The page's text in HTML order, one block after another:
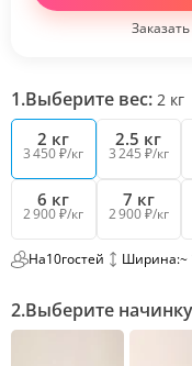
1.Выберите вес: 2 кг
2 кг
3 450 ₽/кг
2.5 кг
3 245 ₽/кг
6 кг
2 900 ₽/кг
7 кг
2 900 ₽/кг
На10гостей Ширина:~
2.Выберите